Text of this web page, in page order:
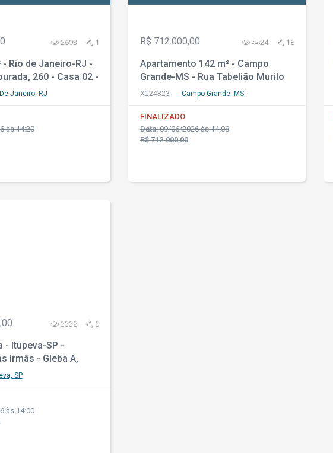
2693 1
- Rio de Janeiro-RJ -
260 - Casa 02 -
Janeiro, RJ
às 14:20
R$ 712.000,00 4424 18
Apartamento 142 m² - Campo
Grande-MS - Rua Tabelião Murilo
Rolim, 114 - Apto. 253 - Royal Park
X124823 Campo Grande, MS
FINALIZADO
Data:09/06/2026 às 14:08
R$ 712.000,00
3338 0
- Itupeva-SP -
Irmãs - Gleba A,
- Nova Era
SP
às 14:00